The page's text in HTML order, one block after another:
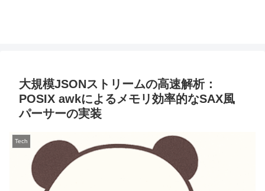
大規模JSONストリームの高速解析：
POSIX awkによるメモリ効率的なSAX風
パーサーの実装
Tech